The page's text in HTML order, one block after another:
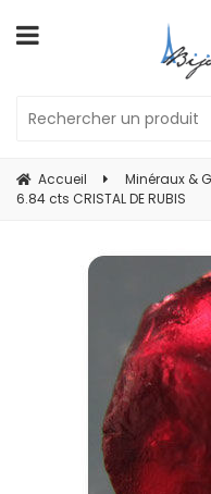
Accueil
Minéraux &
6.84 cts CRISTAL DE RUBIS